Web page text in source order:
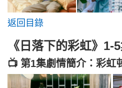
返回目錄
《日落下的彩虹》1-
📺 第1集劇情簡介：彩虹